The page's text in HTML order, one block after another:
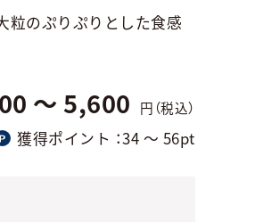
～ 5,600 円（税込）
獲得ポイント ：34 〜 56pt
粒のぷりぷりとした食感